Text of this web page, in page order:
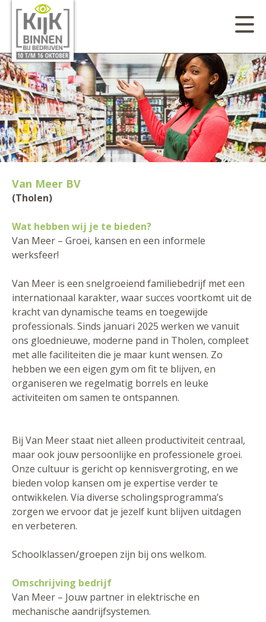
Van Meer BV
(Tholen)
Wat hebben wij je te bieden?
Van Meer – Groei, kansen en een informele
werksfeer!
Van Meer is een snelgroeiend familiebedrijf met een
internationaal karakter, waar succes voortkomt uit de
kracht van dynamische teams en toegewijde
professionals. Sinds januari 2025 werken we vanuit
ons gloednieuwe, moderne pand in Tholen, compleet
met alle faciliteiten die je maar kunt wensen. Zo
hebben we een eigen gym om fit te blijven, en
organiseren we regelmatig borrels en leuke
activiteiten om samen te ontspannen.
Bij Van Meer staat niet alleen productiviteit centraal,
maar ook jouw persoonlijke en professionele groei.
Onze cultuur is gericht op kennisvergroting, en we
bieden volop kansen om je expertise verder te
ontwikkelen. Via diverse scholingsprogramma’s
zorgen we ervoor dat je jezelf kunt blijven uitdagen
en verbeteren.
Schoolklassen/groepen zijn bij ons welkom.
Omschrijving bedrijf
Van Meer – Jouw partner in elektrische en
mechanische aandrijfsystemen.